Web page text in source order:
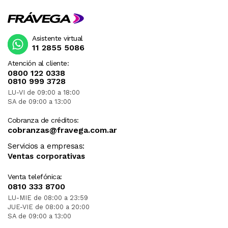
Atención al cliente:
0800 122 0338
0810 999 3728
LU-VI de 09:00 a 18:00
SA de 09:00 a 13:00
Cobranza de créditos:
cobranzas@fravega.com.ar
Servicios a empresas:
Ventas corporativas
Venta telefónica:
0810 333 8700
LU-MIE de 08:00 a 23:59
JUE-VIE de 08:00 a 20:00
SA de 09:00 a 13:00
Asistente virtual
11 2855 5086